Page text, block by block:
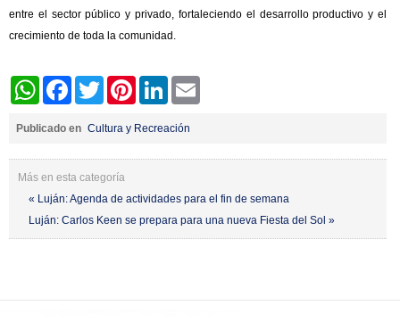
entre el sector público y privado, fortaleciendo el desarrollo productivo y el
crecimiento de toda la comunidad.
WhatsAppFacebookTwitter PinterestLinkedIn
Publicado en Cultura y Recreación
Más en esta categoría
« Luján: Agenda de actividades para el fin de semana
Luján: Carlos Keen se prepara para una nueva Fiesta del Sol »